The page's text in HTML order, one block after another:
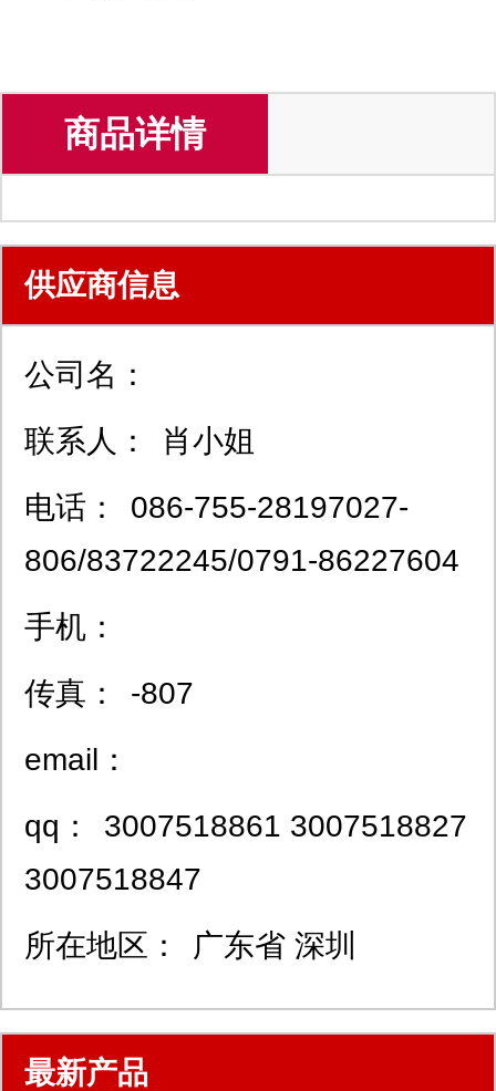
商品详情
供应商信息
公司名：
联系人：
肖小姐
电话：
086-755-28197027-
806/83722245/0791-86227604
手机：
传真：
-807
email：
qq：
3007518861 3007518827
3007518847
所在地区：
广东省 深圳
最新产品